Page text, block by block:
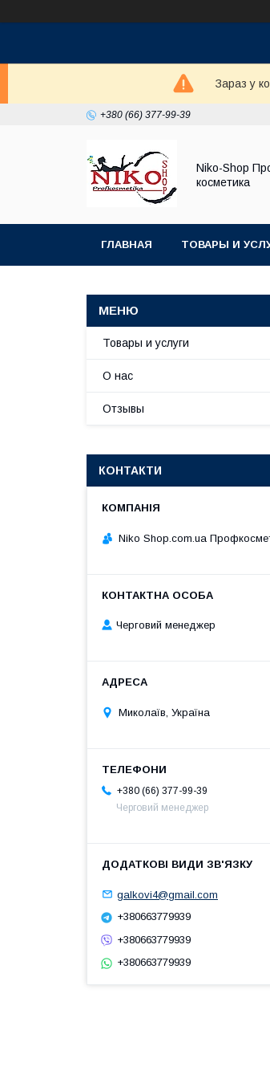
Зараз у
+380 (66) 377-99-39
Niko-Shop
косметика
ГЛАВНАЯ ТОВАРЫ И
Товары и услуги
О нас
Отзывы
КОНТАКТИ
Niko Shop.com.ua
Черговий менеджер
Миколаїв, Україна
+380 (66) 377-99-39
Черговий менеджер
galkovi4@gmail.com
+380663779939
+380663779939
+380663779939